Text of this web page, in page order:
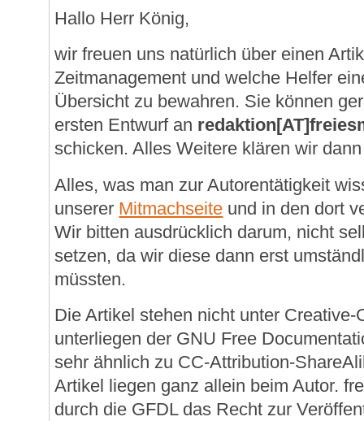
Hallo Herr König,
wir freuen uns natürlich über einen
Zeitmanagement und welche Helfer
Übersicht zu bewahren. Sie können
ersten Entwurf an
schicken. Alles Weitere klären wir
Alles, was man zur Autorentätigkeit
unserer Mitmachseite und in den dort
Wir bitten ausdrücklich darum, nicht
setzen, da wir diese dann erst
müssten.
Die Artikel stehen nicht unter
unterliegen der GNU Free
sehr ähnlich zu CC-Attribution-
Artikel liegen ganz allein beim Autor.
durch die GFDL das Recht zur